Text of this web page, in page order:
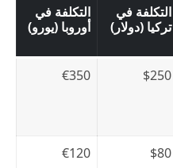
التكلفة في
تركيا (دولار)
التكلفة في
أوروبا (يورو)
$250
€350
$80
€120